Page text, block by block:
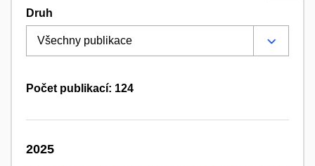
Druh
Počet publikací: 124
2025